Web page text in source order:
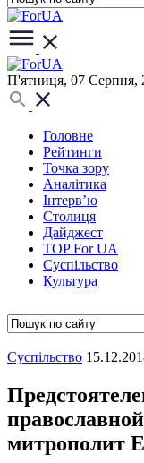
П'ятниця, 07 Серпня,
Головне
Рейтинги
Точка зору
Аналітика
Інтерв’ю
Столиця
Дайджест
TOP For UA
Суспiльство
Культура
Суспiльство
митрополит